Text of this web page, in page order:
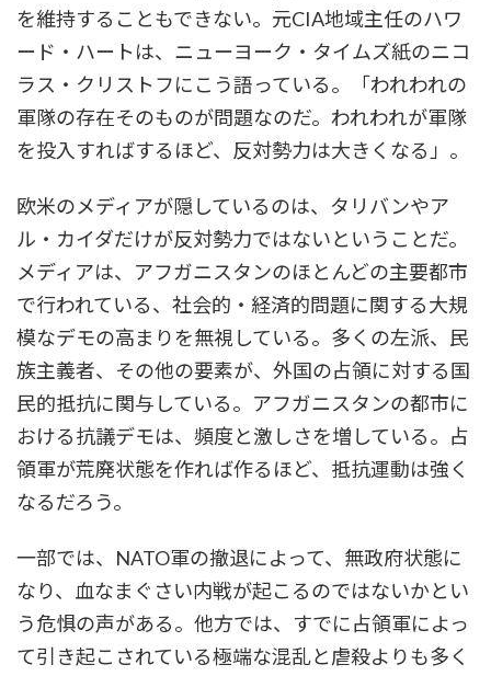
を維持することもできない。元CIA地域主任のハワ
ード・ハートは、ニューヨーク・タイムズ紙のニコ
ラス・クリストフにこう語っている。「われわれの
軍隊の存在そのものが問題なのだ。われわれが軍隊
を投入すればするほど、反対勢力は大きくなる」。
欧米のメディアが隠しているのは、タリバンやア
ル・カイダだけが反対勢力ではないということだ。
メディアは、アフガニスタンのほとんどの主要都市
で行われている、社会的・経済的問題に関する大規
模なデモの高まりを無視している。多くの左派、民
族主義者、その他の要素が、外国の占領に対する国
民的抵抗に関与している。アフガニスタンの都市に
おける抗議デモは、頻度と激しさを増している。占
領軍が荒廃状態を作れば作るほど、抵抗運動は強く
なるだろう。
一部では、NATO軍の撤退によって、無政府状態に
なり、血なまぐさい内戦が起こるのではないかとい
う危惧の声がある。他方では、すでに占領軍によっ
て引き起こされている極端な混乱と虐殺よりも多く